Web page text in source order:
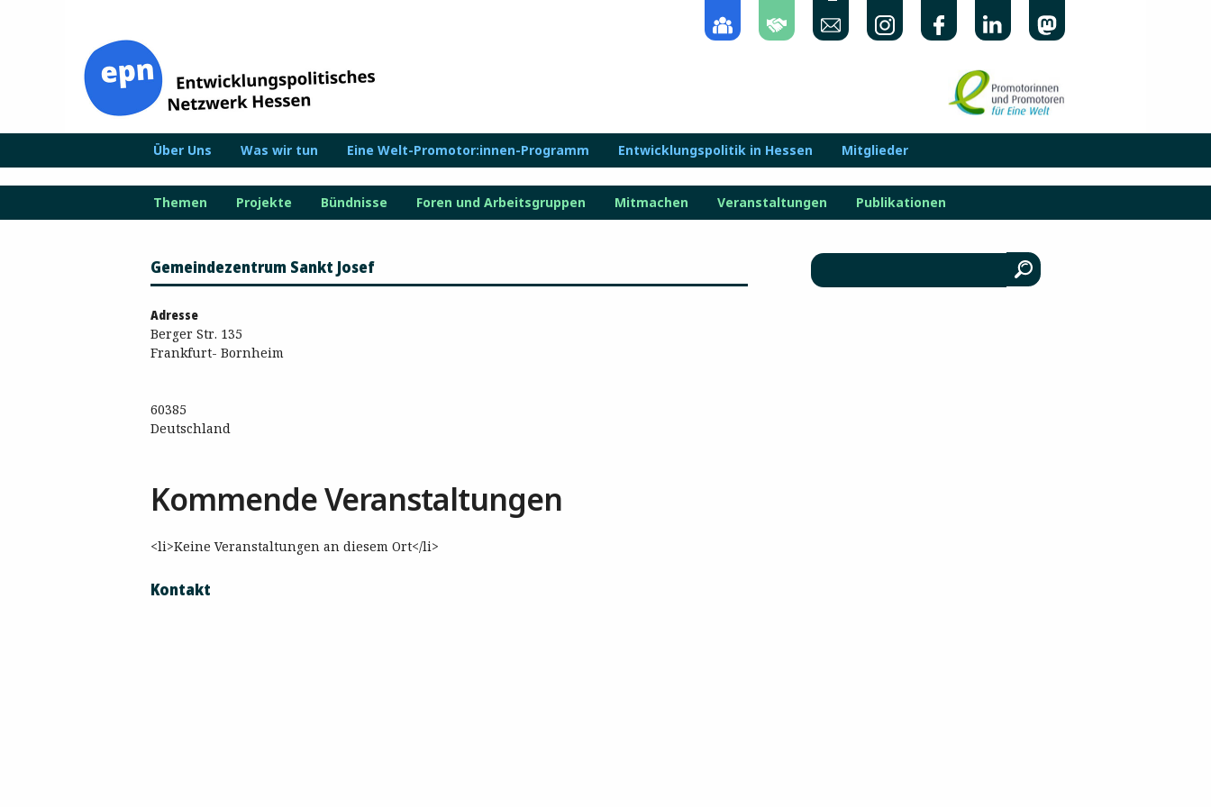
Über Uns Was wir tun Eine Welt-Promotor:innen-Programm Entwicklungspolitik in Hessen Mitglieder
Themen Projekte Bündnisse Foren und Arbeitsgruppen Mitmachen Veranstaltungen Publikationen
Gemeindezentrum Sankt Josef
Adresse
Berger Str. 135
Frankfurt- Bornheim
60385
Deutschland
Kommende Veranstaltungen
<li>Keine Veranstaltungen an diesem Ort</li>
Kontakt